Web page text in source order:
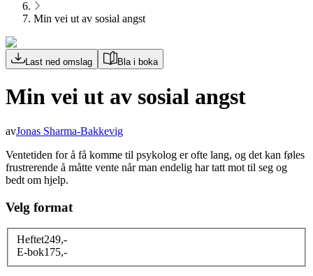
Min vei ut av sosial angst
Last ned omslag Bla i boka
Min vei ut av sosial angst
avJonas Sharma-Bakkevig
Ventetiden for å få komme til psykolog er ofte lang, og det kan føles
frustrerende å måtte vente når man endelig har tatt mot til seg og
bedt om hjelp.
Velg format
Heftet249,-
E-bok175,-